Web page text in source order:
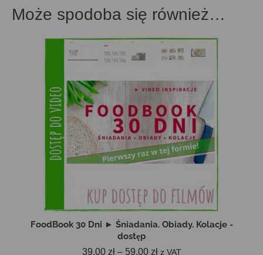
Może spodoba się również…
FoodBook 30 Dni ► Śniadania. Obiady. Kolacje -
dostęp
39,00 zł – 59,00 złZakres
z VAT